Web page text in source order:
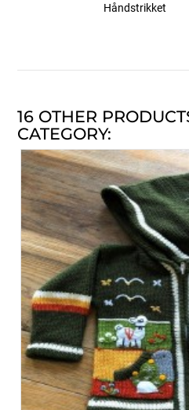
Håndstrikket
16 OTHER
CATEGORY: